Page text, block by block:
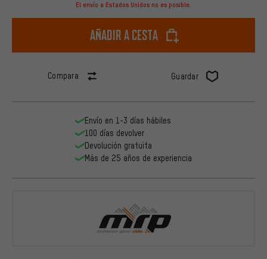
El envío a Estados Unidos no es posible.
Añadir a cesta
Compara Guardar
Envío en 1-3 días hábiles
100 días devolver
Devolución gratuita
Más de 25 años de experiencia